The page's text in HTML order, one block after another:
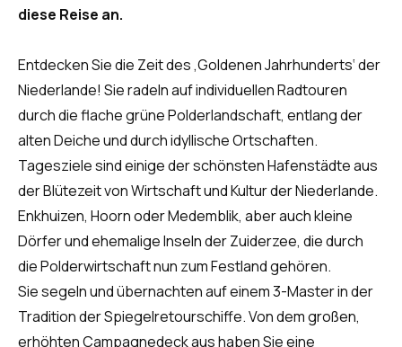
diese Reise an.
Entdecken Sie die Zeit des ‚Goldenen Jahrhunderts‘ der
Niederlande! Sie radeln auf individuellen Radtouren
durch die flache grüne Polderlandschaft, entlang der
alten Deiche und durch idyllische Ortschaften.
Tagesziele sind einige der schönsten Hafenstädte aus
der Blütezeit von Wirtschaft und Kultur der Niederlande.
Enkhuizen, Hoorn oder Medemblik, aber auch kleine
Dörfer und ehemalige Inseln der Zuiderzee, die durch
die Polderwirtschaft nun zum Festland gehören.
Sie segeln und übernachten auf einem 3-Master in der
Tradition der Spiegelretourschiffe. Von dem großen,
erhöhten Campagnedeck aus haben Sie eine